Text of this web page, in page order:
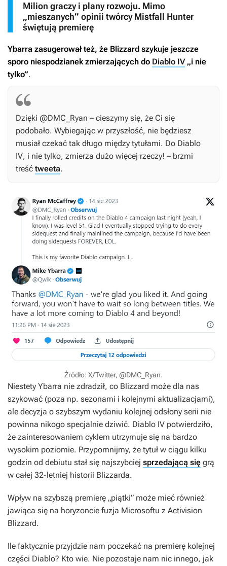
Milion graczy i plany rozwoju. Mimo
„mieszanych” opinii twórcy Mistfall Hunter
świętują premierę
Ybarra zasugerował też, że Blizzard szykuje jeszcze
sporo niespodzianek zmierzających do Diablo IV„i nie
tylko”.
Dzięki @DMC_Ryan – cieszymy się, że Ci się
podobało. Wybiegając w przyszłość, nie będziesz
musiał czekać tak długo między tytułami. Do Diablo
IV, i nie tylko, zmierza dużo więcej rzeczy! – brzmi
treść tweeta.
Źródło: X/Twitter, @DMC_Ryan.
Niestety Ybarra nie zdradził, co Blizzard może dla nas
szykować (poza np. sezonami i kolejnymi aktualizacjami),
ale decyzja o szybszym wydaniu kolejnej odsłony serii nie
powinna nikogo specjalnie dziwić. Diablo IV potwierdziło,
że zainteresowaniem cyklem utrzymuje się na bardzo
wysokim poziomie. Przypomnijmy, że tytuł w ciągu kilku
godzin od debiutu stał się najszybciej sprzedającą się grą
w całej 32-letniej historii Blizzarda.
Wpływ na szybszą premierę „piątki” może mieć również
jawiąca się na horyzoncie fuzja Microsoftu z Activision
Blizzard.
Ile faktycznie przyjdzie nam poczekać na premierę kolejnej
części Diablo? Kto wie. Nie pozostaje nam nic innego, jak